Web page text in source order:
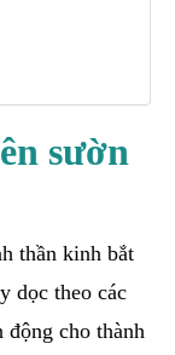
sườn
thần kinh bắt
dọc theo các
cho thành